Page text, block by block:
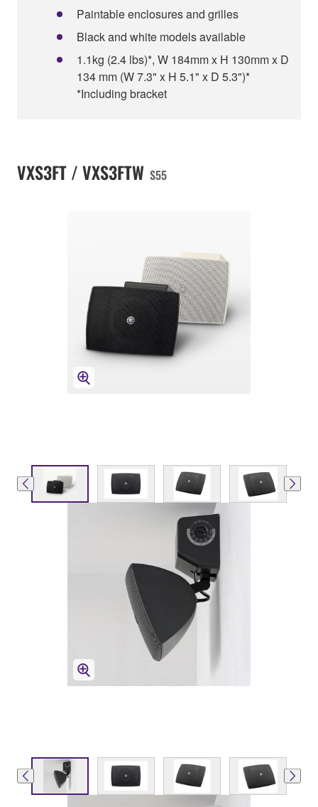
Paintable enclosures and grilles
Black and white models available
1.1kg (2.4 lbs)*, W 184mm x H 130mm x D
134 mm (W 7.3" x H 5.1" x D 5.3")*
*Including bracket
VXS3FT / VXS3FTW S55